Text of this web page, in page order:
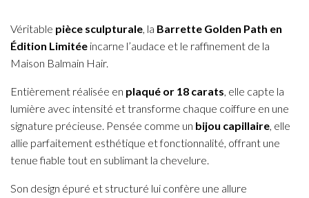
Véritable pièce sculpturale, la Barrette Golden Path en
Édition Limitée incarne l’audace et le raffinement de la
Maison Balmain Hair.
Entièrement réalisée en plaqué or 18 carats, elle capte la
lumière avec intensité et transforme chaque coiffure en une
signature précieuse. Pensée comme un bijou capillaire, elle
allie parfaitement esthétique et fonctionnalité, offrant une
tenue fiable tout en sublimant la chevelure.
Son design épuré et structuré lui confère une allure